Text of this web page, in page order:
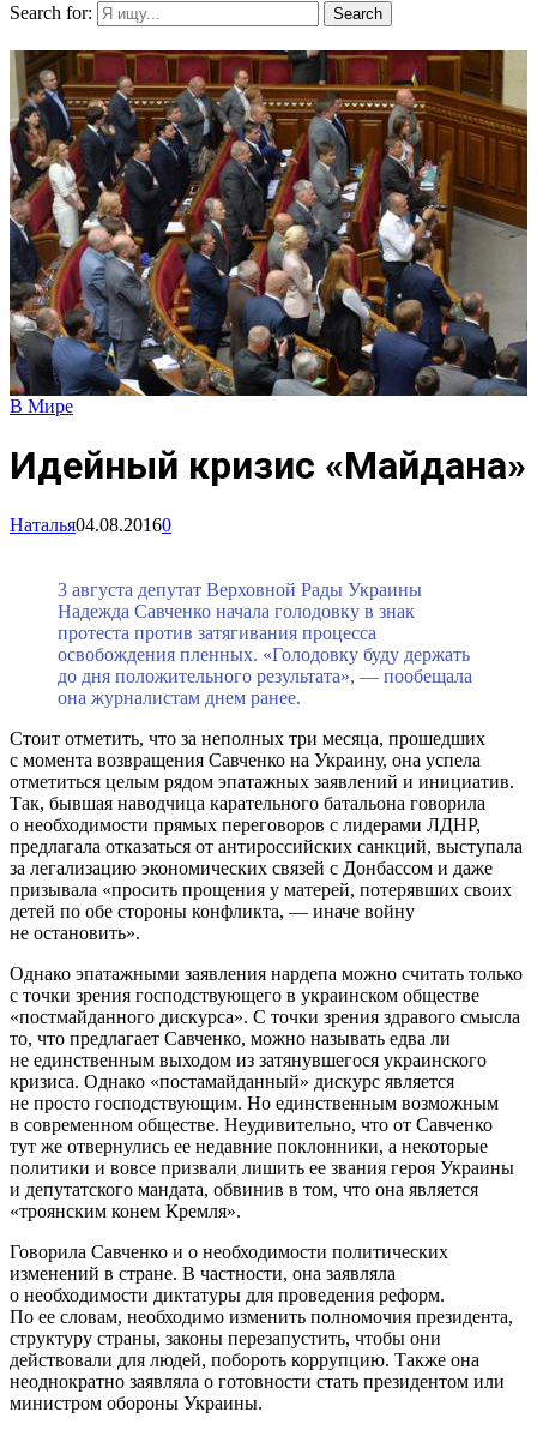
Search for: Search
В Мире
Идейный кризис «Майдана»
Наталья04.08.20160
3 августа депутат Верховной Рады Украины
Надежда Савченко начала голодовку в знак
протеста против затягивания процесса
освобождения пленных. «Голодовку буду держать
до дня положительного результата», — пообещала
она журналистам днем ранее.
Стоит отметить, что за неполных три месяца, прошедших
с момента возвращения Савченко на Украину, она успела
отметиться целым рядом эпатажных заявлений и инициатив.
Так, бывшая наводчица карательного батальона говорила
о необходимости прямых переговоров с лидерами ЛДНР,
предлагала отказаться от антироссийских санкций, выступала
за легализацию экономических связей с Донбассом и даже
призывала «просить прощения у матерей, потерявших своих
детей по обе стороны конфликта, — иначе войну
не остановить».
Однако эпатажными заявления нардепа можно считать только
с точки зрения господствующего в украинском обществе
«постмайданного дискурса». С точки зрения здравого смысла
то, что предлагает Савченко, можно называть едва ли
не единственным выходом из затянувшегося украинского
кризиса. Однако «постамайданный» дискурс является
не просто господствующим. Но единственным возможным
в современном обществе. Неудивительно, что от Савченко
тут же отвернулись ее недавние поклонники, а некоторые
политики и вовсе призвали лишить ее звания героя Украины
и депутатского мандата, обвинив в том, что она является
«троянским конем Кремля».
Говорила Савченко и о необходимости политических
изменений в стране. В частности, она заявляла
о необходимости диктатуры для проведения реформ.
По ее словам, необходимо изменить полномочия президента,
структуру страны, законы перезапустить, чтобы они
действовали для людей, побороть коррупцию. Также она
неоднократно заявляла о готовности стать президентом или
министром обороны Украины.